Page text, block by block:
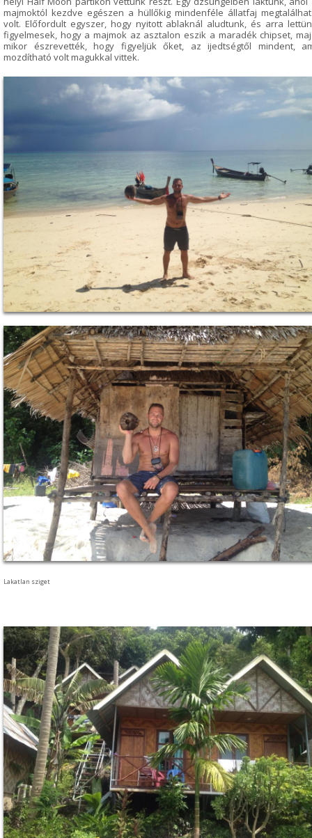
majmoktól kezdve egészen a hüllőkig mindenféle állatfaj
volt. Előfordult egyszer, hogy nyitott ablaknál aludtunk, és arra
figyelmesek, hogy a majmok az asztalon eszik a maradék chipset,
mikor észrevették, hogy figyeljük őket, az ijedtségtől mindent,
mozdítható volt magukkal vittek.
Lakatlan sziget